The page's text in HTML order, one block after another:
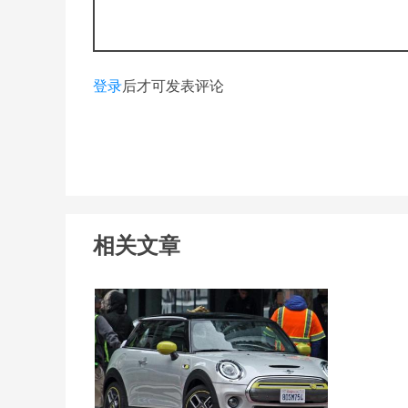
登录后才可发表评论
相关文章